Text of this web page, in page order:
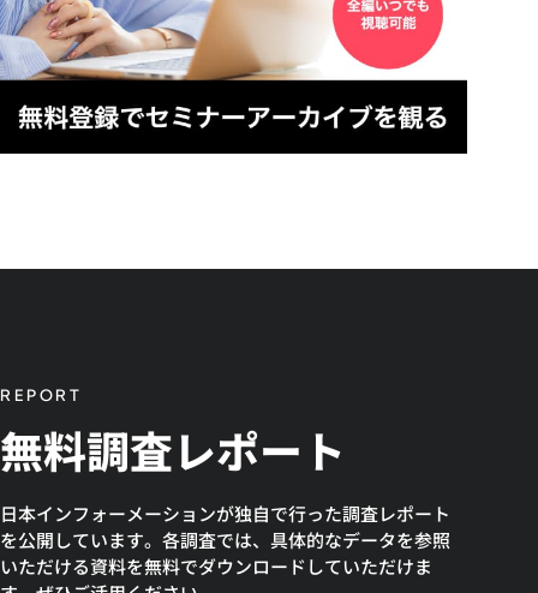
REPORT
無料調査レポート
日本インフォーメーションが独自で行った調査レポート
を公開しています。各調査では、具体的なデータを参照
いただける資料を無料でダウンロードしていただけま